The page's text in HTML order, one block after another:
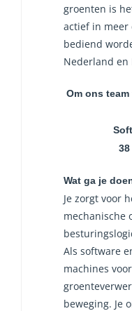
groenten is
actief in meer
bediend
Nederland en
Om ons
Wat ga je
Je zorgt voor
mechanische
Als software
machines voor
beweging. Je